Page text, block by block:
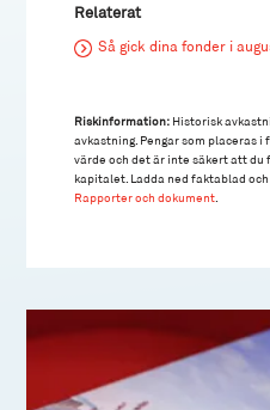
Relaterat
Så gick dina fonder i
Riskinformation: Historisk
avkastning. Pengar som placeras i
värde och det är inte säkert att
kapitalet. Ladda ned faktablad
Rapporter och dokument